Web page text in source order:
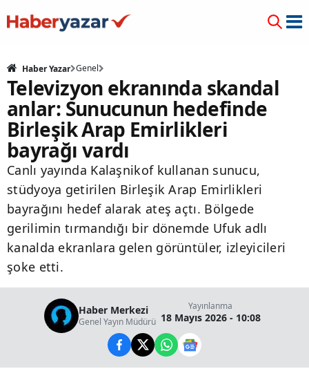
Haber Yazar Genel
Televizyon ekranında skandal
anlar: Sunucunun hedefinde
Birleşik Arap Emirlikleri
bayrağı vardı
Canlı yayında Kalaşnikof kullanan sunucu,
stüdyoya getirilen Birleşik Arap Emirlikleri
bayrağını hedef alarak ateş açtı. Bölgede
gerilimin tırmandığı bir dönemde Ufuk adlı
kanalda ekranlara gelen görüntüler, izleyicileri
şoke etti.
Haber Merkezi
Genel Yayın Müdürü
Yayınlanma
18 Mayıs 2026 - 10:08